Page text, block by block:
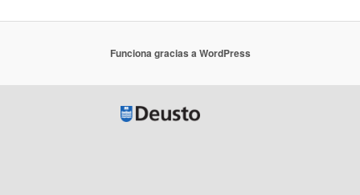
Funciona gracias a WordPress